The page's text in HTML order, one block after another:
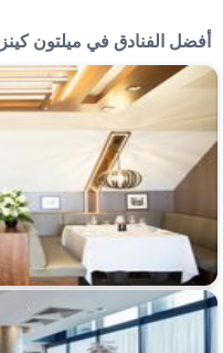
أفضل الفنادق في ميلتون كينز